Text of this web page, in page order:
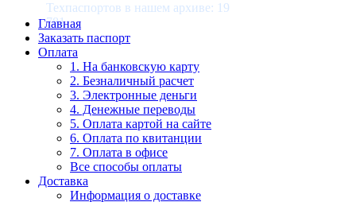
Техпаспортов в нашем архиве: 19
781
Главная
Заказать паспорт
Оплата
1. На банковскую карту
2. Безналичный расчет
3. Электронные деньги
4. Денежные переводы
5. Оплата картой на сайте
6. Оплата по квитанции
7. Оплата в офисе
Все способы оплаты
Доставка
Информация о доставке